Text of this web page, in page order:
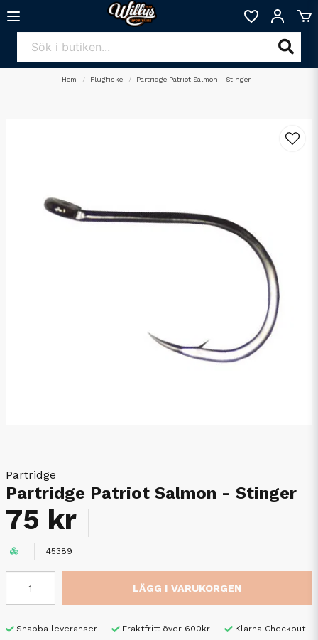
Hem Flugfiske Partridge Patriot Salmon - Stinger
Partridge
Partridge Patriot Salmon - Stinger
75 kr
45389
LÄGG I VARUKORGEN
Snabba leveranser Fraktfritt över 600kr Klarna Checkout